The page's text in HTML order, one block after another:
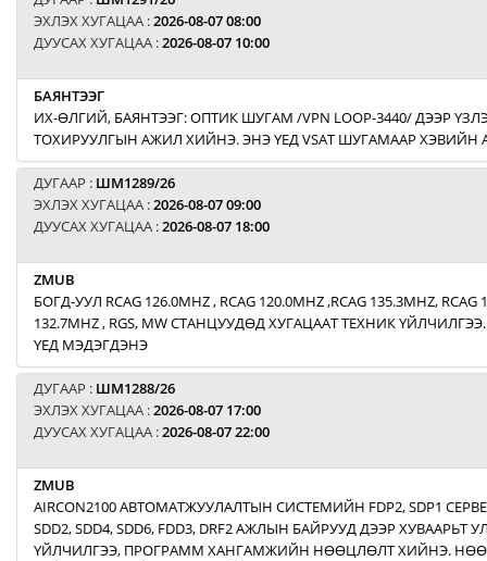
ЭХЛЭХ ХУГАЦАА :2026-08-07 08:00
ДУУСАХ ХУГАЦАА :2026-08-07 10:00
БАЯНТЭЭГ
ИХ-ӨЛГИЙ, БАЯНТЭЭГ: ОПТИК ШУГАМ /VPN LOOP-3440/ ДЭЭР
ТОХИРУУЛГЫН АЖИЛ ХИЙНЭ. ЭНЭ ҮЕД VSAT ШУГАМААР ХЭВИЙН
ДУГААР : ШМ1289/26
ЭХЛЭХ ХУГАЦАА :2026-08-07 09:00
ДУУСАХ ХУГАЦАА :2026-08-07 18:00
ZMUB
БОГД-УУЛ RCAG 126.0MHZ , RCAG 120.0MHZ ,RCAG 135.3MHZ, RCAG
132.7MHZ , RGS, MW СТАНЦУУДӨД ХУГАЦААТ ТЕХНИК
ҮЕД МЭДЭГДЭНЭ
ДУГААР : ШМ1288/26
ЭХЛЭХ ХУГАЦАА :2026-08-07 17:00
ДУУСАХ ХУГАЦАА :2026-08-07 22:00
ZMUB
AIRCON2100 АВТОМАТЖУУЛАЛТЫН СИСТЕМИЙН FDP2, SDP1
SDD2, SDD4, SDD6, FDD3, DRF2 АЖЛЫН БАЙРУУД ДЭЭР
ҮЙЛЧИЛГЭЭ, ПРОГРАММ ХАНГАМЖИЙН НӨӨЦЛӨЛТ ХИЙНЭ.